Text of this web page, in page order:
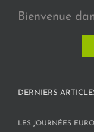
Bienvenue
DERNIERS
LES JOURNÉES